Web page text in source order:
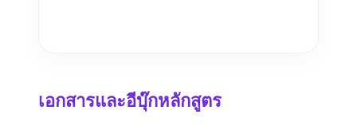
เอกสารและอีบุ๊กหลักสูตร